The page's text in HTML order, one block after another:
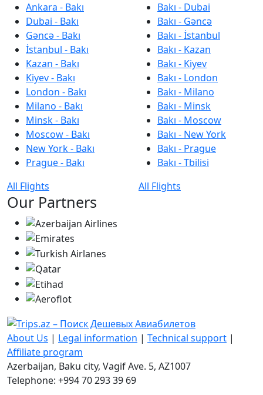
Ankara - Bakı
Dubai - Bakı
Gəncə - Bakı
İstanbul - Bakı
Kazan - Bakı
Kiyev - Bakı
London - Bakı
Milano - Bakı
Minsk - Bakı
Moscow - Bakı
New York - Bakı
Prague - Bakı
All Flights
Bakı - Dubai
Bakı - Gəncə
Bakı - İstanbul
Bakı - Kazan
Bakı - Kiyev
Bakı - London
Bakı - Milano
Bakı - Minsk
Bakı - Moscow
Bakı - New York
Bakı - Prague
Bakı - Tbilisi
All Flights
Our Partners
About Us | Legal information | Technical support |
Affiliate program
Azerbaijan, Baku city, Vagif Ave. 5, AZ1007
Telephone: +994 70 293 39 69